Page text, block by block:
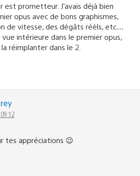
est prometteur. J’avais déjà bien
opus avec de bons graphismes,
de vitesse, des dégâts réèls, etc…
intérieure dans le premier opus,
réimplanter dans le 2.
tes appréciations 😉